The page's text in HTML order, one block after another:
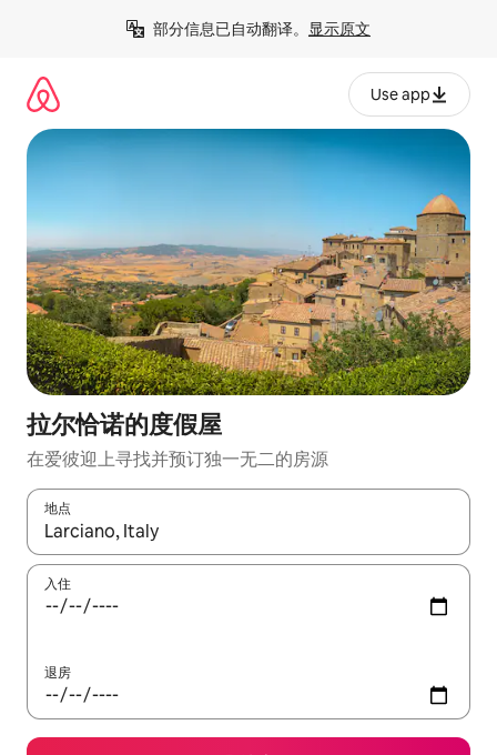
部分信息已自动翻译。 显示原文
Use app
拉尔恰诺的度假屋
在爱彼迎上寻找并预订独一无二的房源
地点
如有搜索结果，请使用上下方向键查看，或通过点击或滑动手势
入住
退房